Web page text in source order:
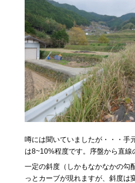
噂には聞いていましたが・・・手
は8~10%程度です。 序盤から直線
一定の斜度（しかもなかなかの勾
っとカーブが現れますが、斜度は